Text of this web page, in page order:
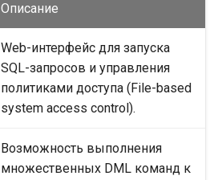
Описание
Web-интерфейс для запуска
SQL-запросов и управления
политиками доступа (File-based
system access control).
Возможность выполнения
множественных DML команд к